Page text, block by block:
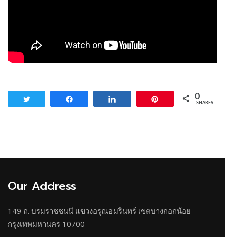
0
SHARES
Our Address
149 ถ. บรมราชชนนี แขวงอรุณอมรินทร์ เขตบางกอกน้อย
กรุงเทพมหานคร 10700